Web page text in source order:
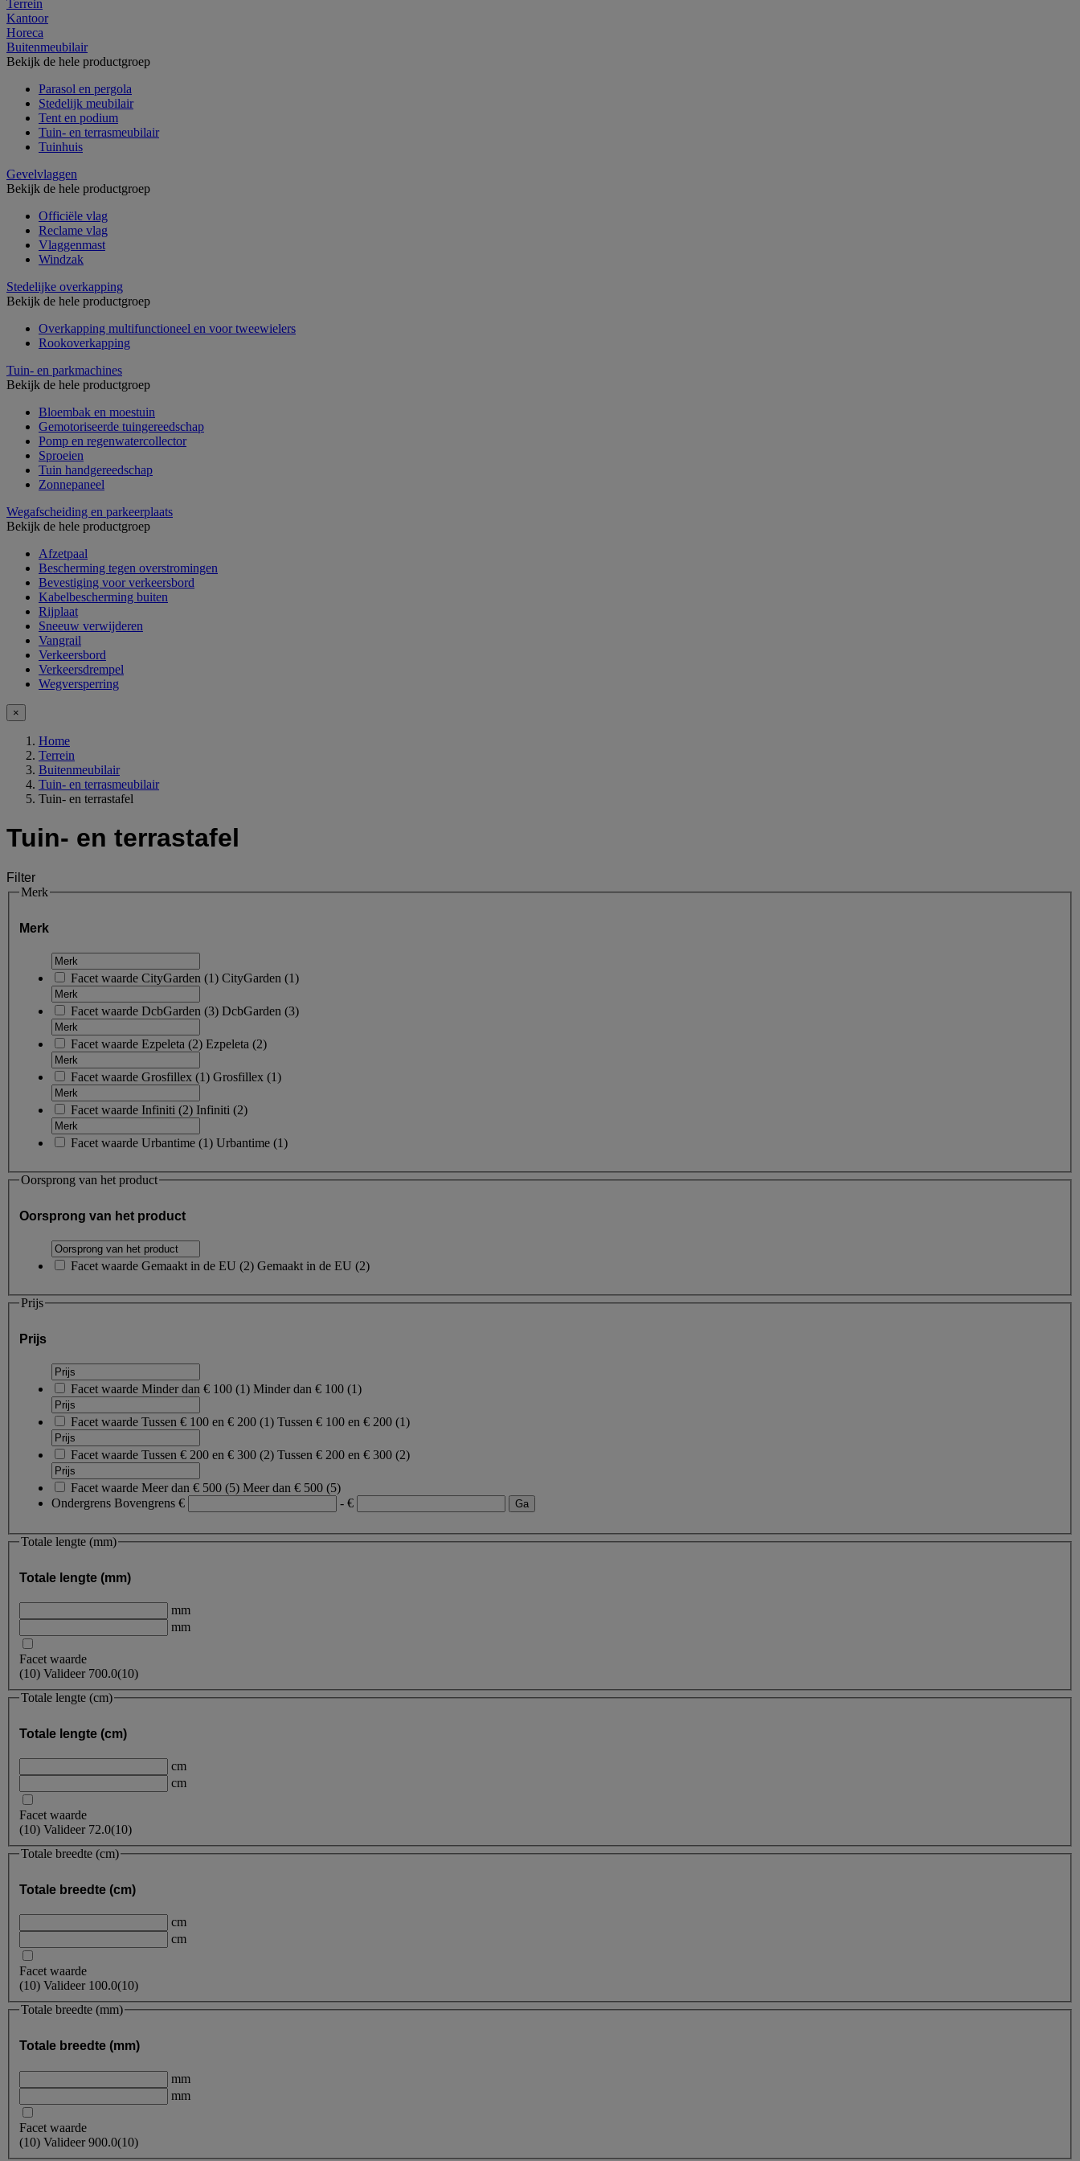
Terrein
Kantoor
Horeca
Buitenmeubilair
Bekijk de hele productgroep
Parasol en pergola
Stedelijk meubilair
Tent en podium
Tuin- en terrasmeubilair
Tuinhuis
Gevelvlaggen
Bekijk de hele productgroep
Officiële vlag
Reclame vlag
Vlaggenmast
Windzak
Stedelijke overkapping
Bekijk de hele productgroep
Overkapping multifunctioneel en voor tweewielers
Rookoverkapping
Tuin- en parkmachines
Bekijk de hele productgroep
Bloembak en moestuin
Gemotoriseerde tuingereedschap
Pomp en regenwatercollector
Sproeien
Tuin handgereedschap
Zonnepaneel
Wegafscheiding en parkeerplaats
Bekijk de hele productgroep
Afzetpaal
Bescherming tegen overstromingen
Bevestiging voor verkeersbord
Kabelbescherming buiten
Rijplaat
Sneeuw verwijderen
Vangrail
Verkeersbord
Verkeersdrempel
Wegversperring
×
Home
Terrein
Buitenmeubilair
Tuin- en terrasmeubilair
Tuin- en terrastafel
Tuin- en terrastafel
Filter
Merk
Merk
Facet waarde CityGarden (1) CityGarden (1)
Facet waarde DcbGarden (3) DcbGarden (3)
Facet waarde Ezpeleta (2) Ezpeleta (2)
Facet waarde Grosfillex (1) Grosfillex (1)
Facet waarde Infiniti (2) Infiniti (2)
Facet waarde Urbantime (1) Urbantime (1)
Oorsprong van het product
Oorsprong van het product
Facet waarde Gemaakt in de EU (2) Gemaakt in de EU (2)
Prijs
Prijs
Facet waarde Minder dan € 100 (1) Minder dan € 100 (1)
Facet waarde Tussen € 100 en € 200 (1) Tussen € 100 en € 200 (1)
Facet waarde Tussen € 200 en € 300 (2) Tussen € 200 en € 300 (2)
Facet waarde Meer dan € 500 (5) Meer dan € 500 (5)
Ondergrens Bovengrens € - €
Totale lengte (mm)
Totale lengte (mm)
mm
mm
Facet waarde
(10) Valideer 700.0(10)
Totale lengte (cm)
Totale lengte (cm)
cm
cm
Facet waarde
(10) Valideer 72.0(10)
Totale breedte (cm)
Totale breedte (cm)
cm
cm
Facet waarde
(10) Valideer 100.0(10)
Totale breedte (mm)
Totale breedte (mm)
mm
mm
Facet waarde
(10) Valideer900.0(10)